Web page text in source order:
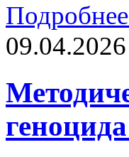
09.04.2026